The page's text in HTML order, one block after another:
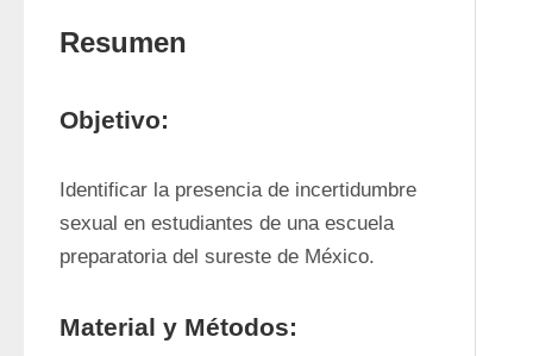
Resumen
Objetivo:
Identificar la presencia de incertidumbre
sexual en estudiantes de una escuela
preparatoria del sureste de México.
Material y Métodos: